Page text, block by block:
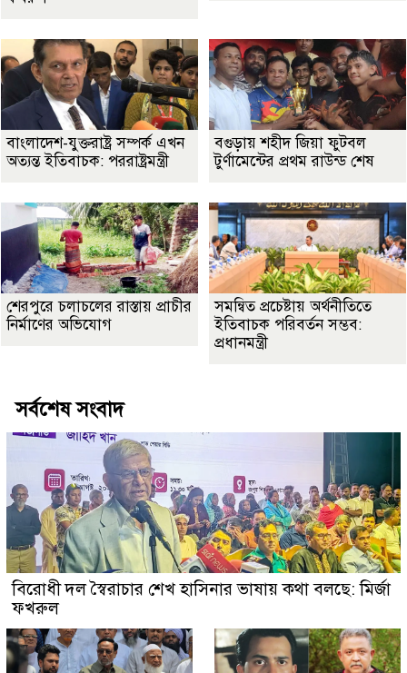
বাংলাদেশ-যুক্তরাষ্ট্র সম্পর্ক এখন
অত্যন্ত ইতিবাচক: পররাষ্ট্রমন্ত্রী
বগুড়ায় শহীদ জিয়া ফুটবল
টুর্ণামেন্টের প্রথম রাউন্ড শেষ
শেরপুরে চলাচলের রাস্তায় প্রাচীর
নির্মাণের অভিযোগ
সমন্বিত প্রচেষ্টায় অর্থনীতিতে
ইতিবাচক পরিবর্তন সম্ভব:
প্রধানমন্ত্রী
সর্বশেষ সংবাদ
বিরোধী দল স্বৈরাচার শেখ হাসিনার ভাষায় কথা বলছে: মির্জা
ফখরুল